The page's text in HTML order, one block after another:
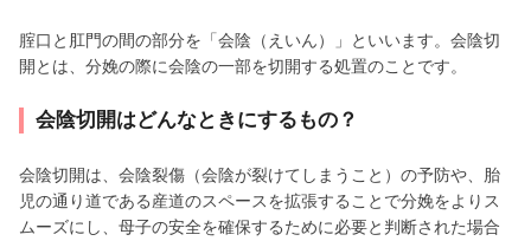
腟口と肛門の間の部分を「会陰（えいん）」といいます。会陰切
開とは、分娩の際に会陰の一部を切開する処置のことです。
会陰切開はどんなときにするもの？
会陰切開は、会陰裂傷（会陰が裂けてしまうこと）の予防や、胎
児の通り道である産道のスペースを拡張することで分娩をよりス
ムーズにし、母子の安全を確保するために必要と判断された場合